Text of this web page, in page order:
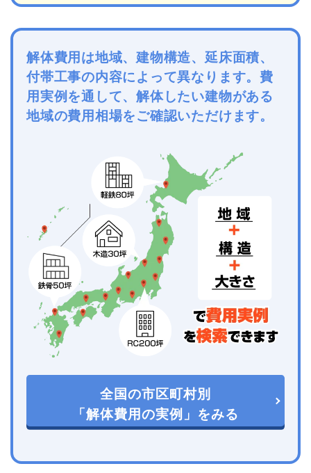
解体費用は地域、建物構造、延床面積、
付帯工事の内容によって異なります。費
用実例を通して、解体したい建物がある
地域の費用相場をご確認いただけます。
全国の市区町村別
「解体費用の実例」をみる